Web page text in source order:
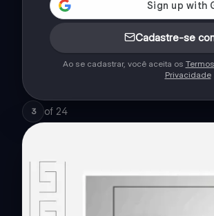
Cadastre-se
Ao se cadastrar, você aceita os
Privacidade
3 of 24